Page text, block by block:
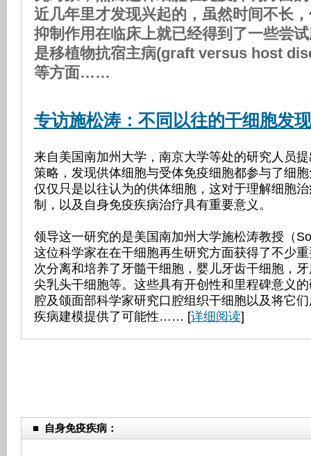
近几年里才发现兴起的，虽然时间不长
抑制作用在临床上就已经得到了一些尝
是移植物抗宿主病(graft versus host
等方面……
专访施松涛：不同以往的干细胞发现
来自美国南加州大学，南京大学等处的研究人员
策略，发现供体细胞与受体免疫细胞都参与了细
仅仅只是以往认为的供体细胞，这对于理解细胞
制，以及自身免疫疾病治疗具有重要意义。
领导这一研究的是美国南加州大学施松涛教授（
这位科学家在在干细胞再生研究方面获得了不少
次分离和培养了牙髓干细胞，婴儿牙齿干细胞，
尖乳头干细胞等。这些具有开创性和里程碑意义
腔及颌面部科学家研究口腔组织干细胞以及将它
疾病建模提供了可能性…… [详细阅读]
■自身免疫疾病：